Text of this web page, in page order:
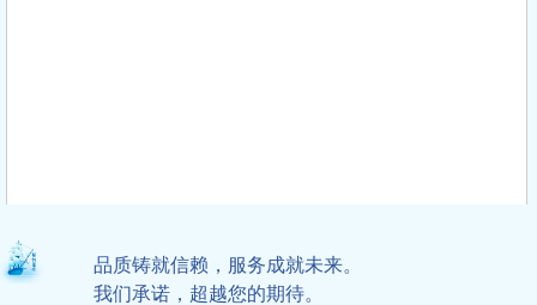
品质铸就信赖，服务成就未来。
我们承诺，超越您的期待。